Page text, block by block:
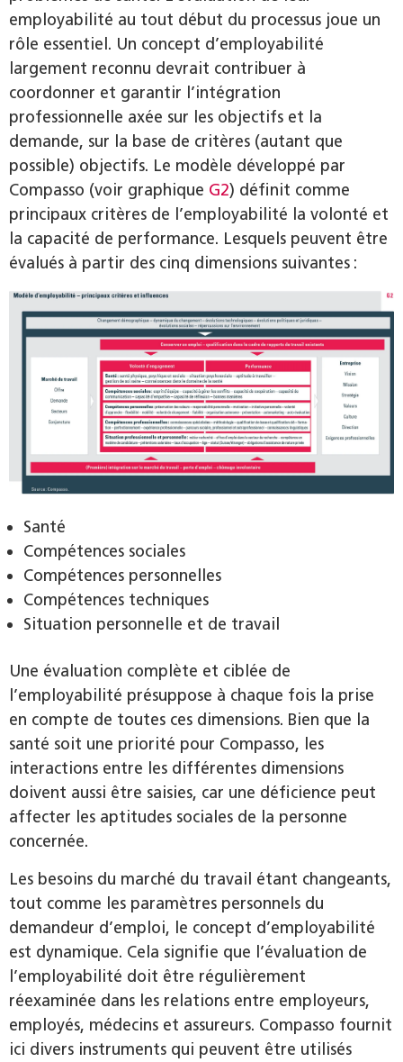
employabilité au tout début du processus joue un
rôle essentiel. Un concept d’employabilité
largement reconnu devrait contribuer à
coordonner et garantir l’intégration
professionnelle axée sur les objectifs et la
demande, sur la base de critères (autant que
possible) objectifs. Le modèle développé par
Compasso (voir graphique G2) définit comme
principaux critères de l’employabilité la volonté et
la capacité de performance. Lesquels peuvent être
évalués à partir des cinq dimensions suivantes :
Santé
Compétences sociales
Compétences personnelles
Compétences techniques
Situation personnelle et de travail
Une évaluation complète et ciblée de
l’employabilité présuppose à chaque fois la prise
en compte de toutes ces dimensions. Bien que la
santé soit une priorité pour Compasso, les
interactions entre les différentes dimensions
doivent aussi être saisies, car une déficience peut
affecter les aptitudes sociales de la personne
concernée.
Les besoins du marché du travail étant changeants,
tout comme les paramètres personnels du
demandeur d’emploi, le concept d’employabilité
est dynamique. Cela signifie que l’évaluation de
l’employabilité doit être régulièrement
réexaminée dans les relations entre employeurs,
employés, médecins et assureurs. Compasso fournit
ici divers instruments qui peuvent être utilisés